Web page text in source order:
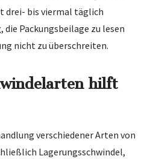
drei- bis viermal täglich
Packungsbeilage zu lesen
nicht zu überschreiten.
hilft
verschiedener Arten von
Lagerungsschwindel,